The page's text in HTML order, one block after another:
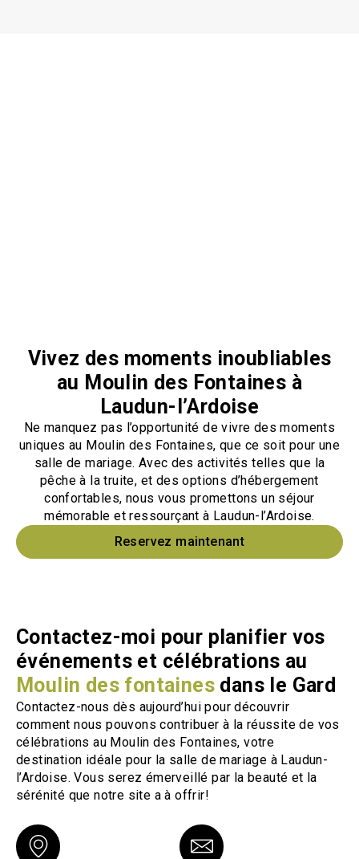
Vivez des moments inoubliables
au Moulin des Fontaines à
Laudun-l’Ardoise
Ne manquez pas l’opportunité de vivre des moments
uniques au Moulin des Fontaines, que ce soit pour une
salle de mariage. Avec des activités telles que la
pêche à la truite, et des options d’hébergement
confortables, nous vous promettons un séjour
mémorable et ressourçant à Laudun-l’Ardoise.
Reservez maintenant
Contactez-moi pour planifier vos
événements et célébrations au
Moulin des fontaines dans le Gard
Contactez-nous dès aujourd’hui pour découvrir
comment nous pouvons contribuer à la réussite de vos
célébrations au Moulin des Fontaines, votre
destination idéale pour la salle de mariage à Laudun-
l’Ardoise. Vous serez émerveillé par la beauté et la
sérénité que notre site a à offrir!